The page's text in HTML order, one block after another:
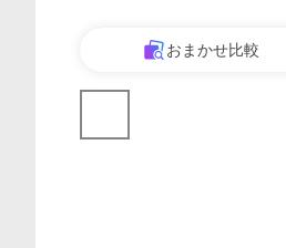
おまかせ比較